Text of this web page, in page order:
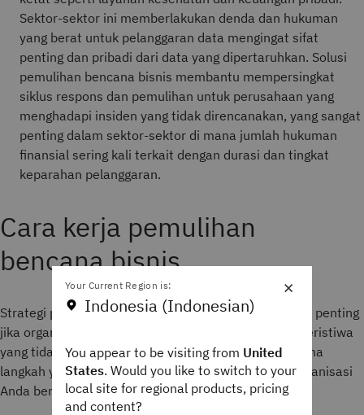
Sektor-sektor ini memberlakukan denda dan hukuman
yang berat untuk pelanggaran data mengingat sifat
penting dan pribadi dari data yang dipertaruhkan. Solusi
pemulihan bencana bisnis membantu mempersingkat
siklus respons dan pemulihan untuk perusahaan yang
menghadapi insiden yang tidak direncanakan, yang sangat
penting dalam sektor-sektor di mana jumlah hukuman
finansial sering kali terkait dengan durasi dan tingkat
keparahan pelanggaran.
Cara kerja pemulihan
bencana bisnis
Strategi pemulihan bencana bisnis memainkan peran penting
jika organisasi Anda menghadapi gangguan karena peristiwa
yang tidak direncanakan. Berikut ini adalah proses lima
langkah yang banyak digunakan untuk membantu organisasi
Anda bersiap menghadapi berbagai ancaman:
×
Your Current Region is:
Indonesia (Indonesian)
You appear to be visiting from United
States. Would you like to switch to your
local site for regional products, pricing
and content?